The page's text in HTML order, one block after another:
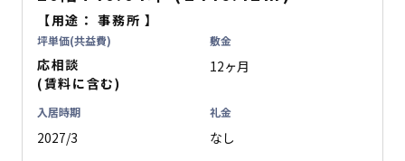
【用途：事務所 】
坪単価(共益費)
応相談
(賃料に含む)
敷金
12ヶ月
入居時期
2027/3
礼金
なし